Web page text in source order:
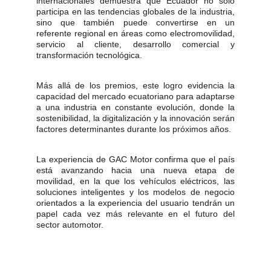
participa en las tendencias globales de la industria,
sino que también puede convertirse en un
referente regional en áreas como electromovilidad,
servicio al cliente, desarrollo comercial y
transformación tecnológica.
Más allá de los premios, este logro evidencia la
capacidad del mercado ecuatoriano para adaptarse
a una industria en constante evolución, donde la
sostenibilidad, la digitalización y la innovación serán
factores determinantes durante los próximos años.
La experiencia de GAC Motor confirma que el país
está avanzando hacia una nueva etapa de
movilidad, en la que los vehículos eléctricos, las
soluciones inteligentes y los modelos de negocio
orientados a la experiencia del usuario tendrán un
papel cada vez más relevante en el futuro del
sector automotor.